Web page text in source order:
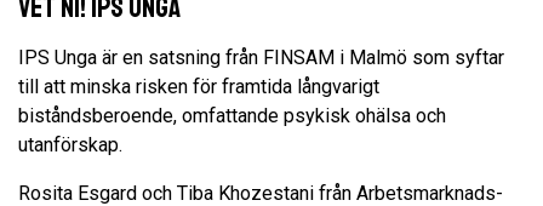
IPS Unga är en satsning från FINSAM i Malmö som syftar
till att minska risken för framtida långvarigt
biståndsberoende, omfattande psykisk ohälsa och
utanförskap.
Rosita Esgard och Tiba Khozestani från Arbetsmarknads-